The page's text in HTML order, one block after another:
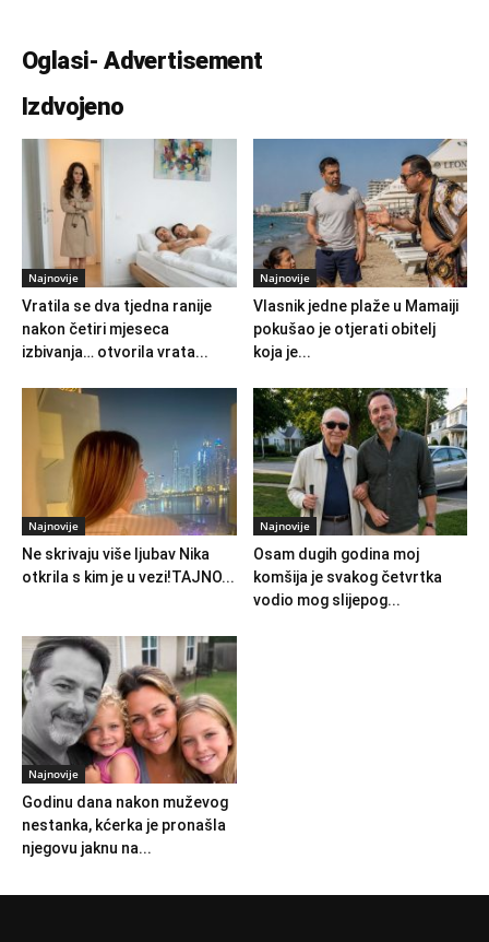
Oglasi- Advertisement
Izdvojeno
Najnovije
Vratila se dva tjedna ranije
nakon četiri mjeseca
izbivanja… otvorila vrata...
Najnovije
Vlasnik jedne plaže u Mamaiji
pokušao je otjerati obitelj
koja je...
Najnovije
Ne skrivaju više ljubav Nika
otkrila s kim je u vezi!TAJNO...
Najnovije
Osam dugih godina moj
komšija je svakog četvrtka
vodio mog slijepog...
Najnovije
Godinu dana nakon muževog
nestanka, kćerka je pronašla
njegovu jaknu na...